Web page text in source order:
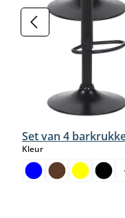
Set van 4
Kleurselect